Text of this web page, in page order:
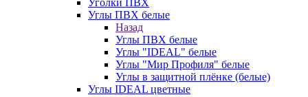
Уголки ПВХ
Углы ПВХ белые
Назад
Углы ПВХ белые
Углы "IDEAL" белые
Углы "Мир Профиля" белые
Углы в защитной плёнке (белые)
Углы IDEAL цветные